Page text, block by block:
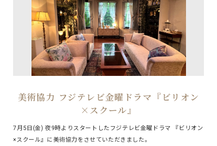
美術協力 フジテレビ金曜ドラマ『ビリオン
×スクール』
7月5日(金) 夜9時よりスタートしたフジテレビ金曜ドラマ 『ビリオン
×スクール』に美術協力をさせていただきました。